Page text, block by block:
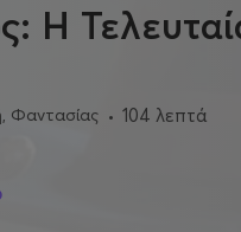
Η
Φαντασίας 104 λεπτά